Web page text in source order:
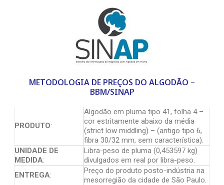
METODOLOGIA DE PREÇOS DO ALGODÃO –
BBM/SINAP
PRODUTO:
Algodão em pluma tipo 41, folha 4 –
cor estritamente abaixo da média
(strict low middling) – (antigo tipo 6,
fibra 30/32 mm, sem característica).
UNIDADE DE
MEDIDA:
Libra-peso de pluma (0,453597 kg)
divulgados em real por libra-peso.
ENTREGA:
Preço do produto posto-indústria na
mesorregião da cidade de São Paulo.